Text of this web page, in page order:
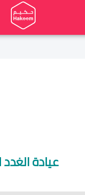
عيادة